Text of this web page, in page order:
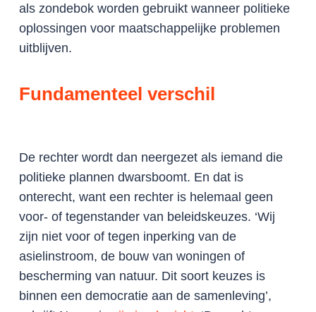
als zondebok worden gebruikt wanneer politieke
oplossingen voor maatschappelijke problemen
uitblijven.
Fundamenteel verschil
De rechter wordt dan neergezet als iemand die
politieke plannen dwarsboomt. En dat is
onterecht, want een rechter is helemaal geen
voor- of tegenstander van beleidskeuzes. ‘Wij
zijn niet voor of tegen inperking van de
asielinstroom, de bouw van woningen of
bescherming van natuur. Dit soort keuzes is
binnen een democratie aan de samenleving’,